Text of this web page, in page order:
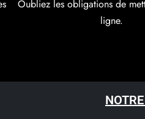
Oubliez les obligations de
ligne.